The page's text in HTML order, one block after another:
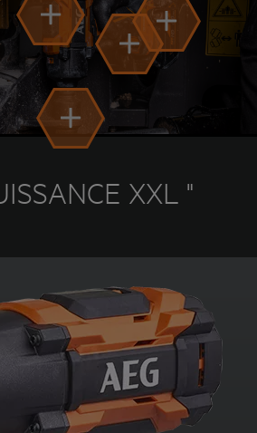
XXL "